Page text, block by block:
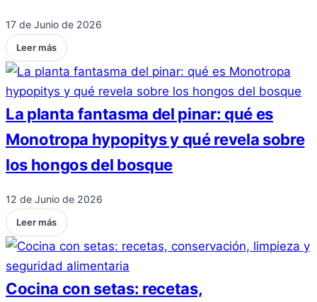
17 de Junio de 2026
Leer más
La planta fantasma del pinar: qué es
Monotropa hypopitys y qué revela sobre
los hongos del bosque
12 de Junio de 2026
Leer más
Cocina con setas: recetas,